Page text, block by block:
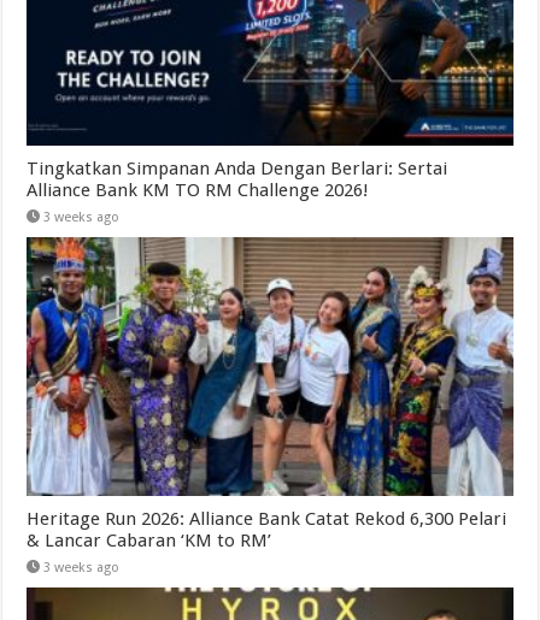
Tingkatkan Simpanan Anda Dengan Berlari: Sertai
Alliance Bank KM TO RM Challenge 2026!
3 weeks ago
Heritage Run 2026: Alliance Bank Catat Rekod 6,300 Pelari
& Lancar Cabaran ‘KM to RM’
3 weeks ago